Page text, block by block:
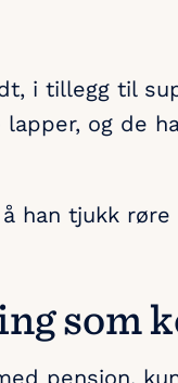
i tillegg til
og de
han tjukk
som
pensjon,